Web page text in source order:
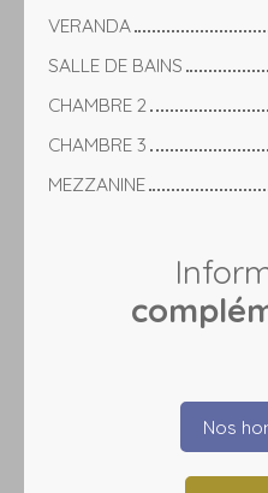
VERANDA
SALLE DE BAINS
CHAMBRE 2
CHAMBRE 3
MEZZANINE
Nos